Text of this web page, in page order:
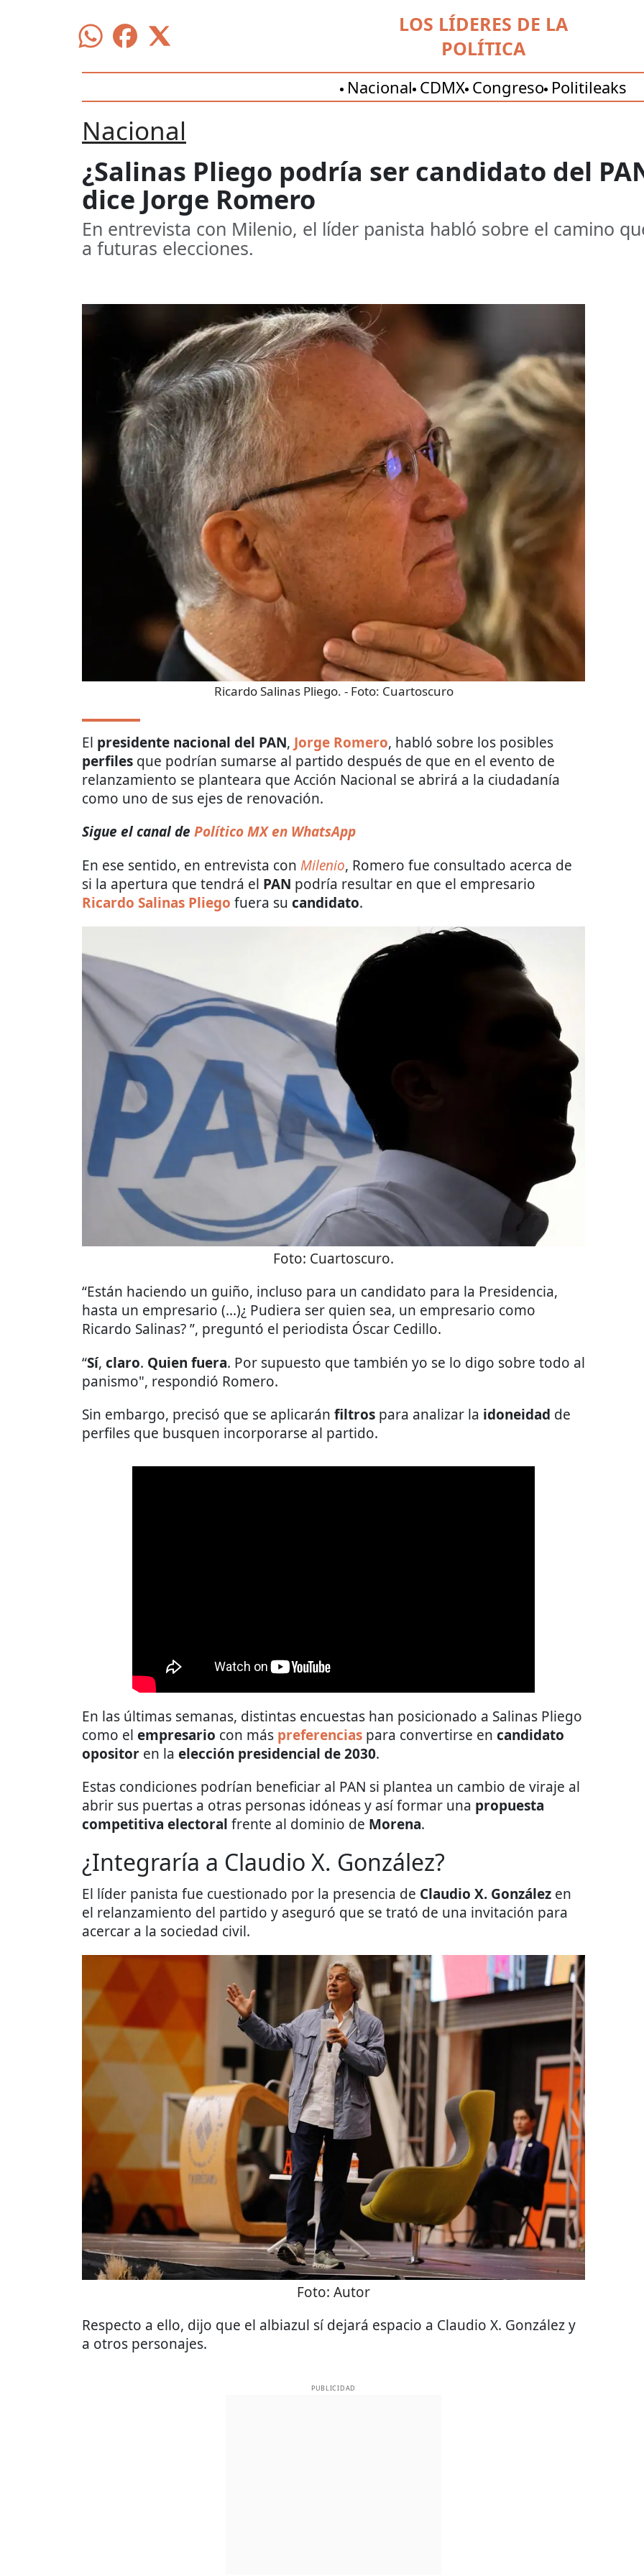
LOS LÍDERES DE LA
POLÍTICA
Nacional CDMX Congreso Politileaks
Nacional
¿Salinas Pliego podría ser candidato del
dice Jorge Romero
En entrevista con Milenio, el líder panista habló sobre el camino
a futuras elecciones.
Ricardo Salinas Pliego. - Foto: Cuartoscuro
El presidente nacional del PAN, Jorge Romero, habló sobre los posibles
perfiles que podrían sumarse al partido después de que en el evento de
relanzamiento se planteara que Acción Nacional se abrirá a la ciudadanía
como uno de sus ejes de renovación.
Sigue el canal de Político MX en WhatsApp
En ese sentido, en entrevista con Milenio, Romero fue consultado acerca de
si la apertura que tendrá el PAN podría resultar en que el empresario
Ricardo Salinas Pliego fuera su candidato.
Foto: Cuartoscuro.
“Están haciendo un guiño, incluso para un candidato para la Presidencia,
hasta un empresario (...)¿ Pudiera ser quien sea, un empresario como
Ricardo Salinas? ”, preguntó el periodista Óscar Cedillo.
“Sí, claro. Quien fuera. Por supuesto que también yo se lo digo sobre todo al
panismo", respondió Romero.
Sin embargo, precisó que se aplicarán filtros para analizar la idoneidad de
perfiles que busquen incorporarse al partido.
En las últimas semanas, distintas encuestas han posicionado a Salinas Pliego
como el empresario con más preferencias para convertirse en candidato
opositor en la elección presidencial de 2030.
Estas condiciones podrían beneficiar al PAN si plantea un cambio de viraje al
abrir sus puertas a otras personas idóneas y así formar una propuesta
competitiva electoral frente al dominio de Morena.
¿Integraría a Claudio X. González?
El líder panista fue cuestionado por la presencia de Claudio X. González en
el relanzamiento del partido y aseguró que se trató de una invitación para
acercar a la sociedad civil.
Foto: Autor
Respecto a ello, dijo que el albiazul sí dejará espacio a Claudio X. González y
a otros personajes.
PUBLICIDAD